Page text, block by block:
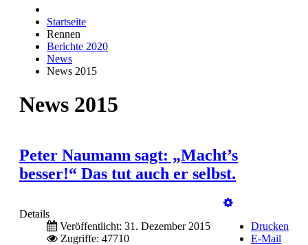
Startseite
Rennen
Berichte 2020
News
News 2015
News 2015
Peter Naumann sagt: „Macht’s
besser!“ Das tut auch er selbst.
Details
Veröffentlicht: 31. Dezember 2015
Zugriffe: 47710
Drucken
E-Mail